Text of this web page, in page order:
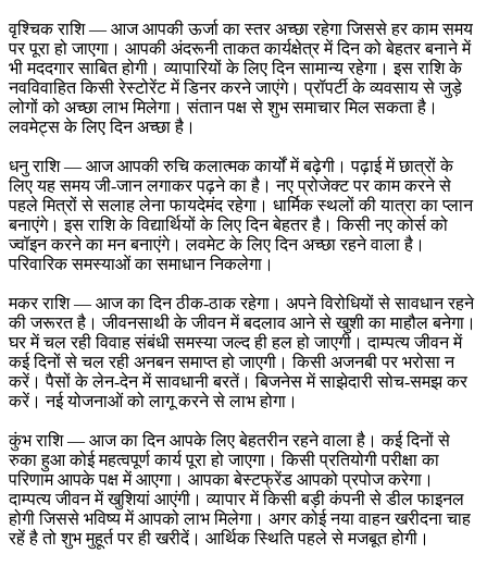
वृश्चिक राशि — आज आपकी ऊर्जा का स्तर अच्छा रहेगा जिससे हर काम समय
पर पूरा हो जाएगा। आपकी अंदरूनी ताकत कार्यक्षेत्र में दिन को बेहतर बनाने में
भी मददगार साबित होगी। व्यापारियों के लिए दिन सामान्य रहेगा। इस राशि के
नवविवाहित किसी रेस्टोरेंट में डिनर करने जाएंगे। प्रॉपर्टी के व्यवसाय से जुड़े
लोगों को अच्छा लाभ मिलेगा। संतान पक्ष से शुभ समाचार मिल सकता है।
लवमेट्स के लिए दिन अच्छा है।
धनु राशि — आज आपकी रुचि कलात्मक कार्यों में बढ़ेगी। पढ़ाई में छात्रों के
लिए यह समय जी-जान लगाकर पढ़ने का है। नए प्रोजेक्ट पर काम करने से
पहले मित्रों से सलाह लेना फायदेमंद रहेगा। धार्मिक स्थलों की यात्रा का प्लान
बनाएंगे। इस राशि के विद्यार्थियों के लिए दिन बेहतर है। किसी नए कोर्स को
ज्वॉइन करने का मन बनाएंगे। लवमेट के लिए दिन अच्छा रहने वाला है।
परिवारिक समस्याओं का समाधान निकलेगा।
मकर राशि — आज का दिन ठीक-ठाक रहेगा। अपने विरोधियों से सावधान रहने
की जरूरत है। जीवनसाथी के जीवन में बदलाव आने से खुशी का माहौल बनेगा।
घर में चल रही विवाह संबंधी समस्या जल्द ही हल हो जाएगी। दाम्पत्य जीवन में
कई दिनों से चल रही अनबन समाप्त हो जाएगी। किसी अजनबी पर भरोसा न
करें। पैसों के लेन-देन में सावधानी बरतें। बिजनेस में साझेदारी सोच-समझ कर
करें। नई योजनाओं को लागू करने से लाभ होगा।
कुंभ राशि — आज का दिन आपके लिए बेहतरीन रहने वाला है। कई दिनों से
रुका हुआ कोई महत्वपूर्ण कार्य पूरा हो जाएगा। किसी प्रतियोगी परीक्षा का
परिणाम आपके पक्ष में आएगा। आपका बेस्टफ्रेंड आपको प्रपोज करेगा।
दाम्पत्य जीवन में खुशियां आएंगी। व्यापार में किसी बड़ी कंपनी से डील फाइनल
होगी जिससे भविष्य में आपको लाभ मिलेगा। अगर कोई नया वाहन खरीदना चाह
रहें है तो शुभ मुहूर्त पर ही खरीदें। आर्थिक स्थिति पहले से मजबूत होगी।